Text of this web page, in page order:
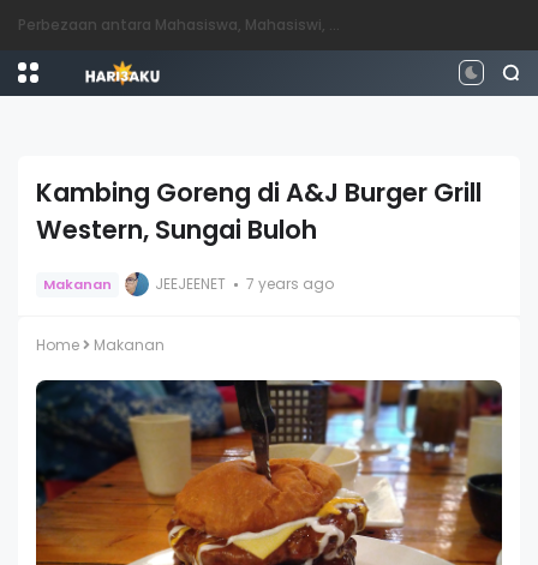
Perbezaan antara Mahasiswa, Mahasiswi, Graduan, Siswazah, Pascasiswazah, Doktor dan Pascakedoktoran
Kambing Goreng di A&J Burger Grill
Western, Sungai Buloh
Makanan JEEJEENET 7 years ago
Home Makanan